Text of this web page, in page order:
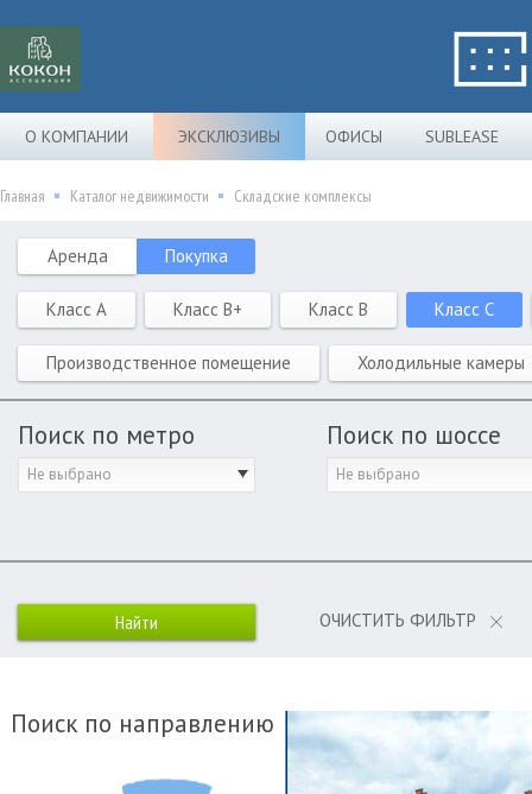
О КОМПАНИИ ЭКСКЛЮЗИВЫ ОФИСЫ SUBLEASE
Главная Каталог недвижимости Складские комплексы
Аренда Покупка
Класс A Класс B+ Класс B Класс C
Производственное помещение Холодильные камеры
Поиск по метро
Не выбрано
Поиск по шоссе
Не выбрано
ОЧИСТИТЬ ФИЛЬТР
Поиск по направлению